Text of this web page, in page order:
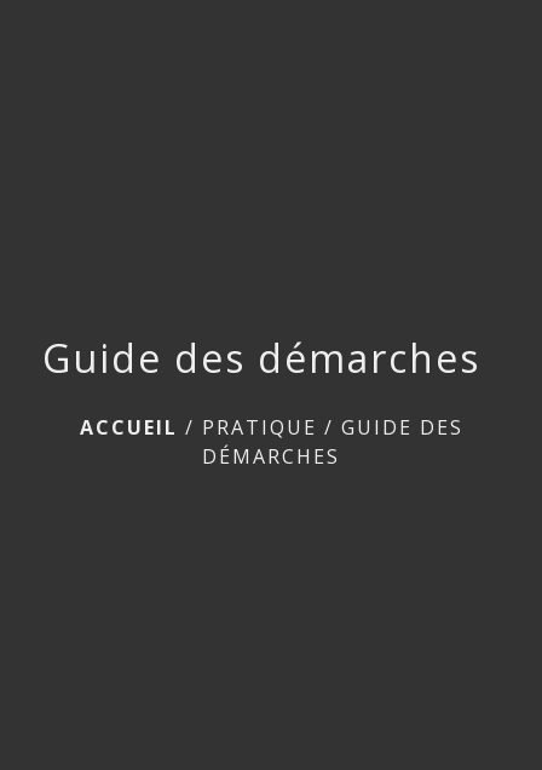
Guide des démarches
ACCUEIL / PRATIQUE / GUIDE DES
DÉMARCHES